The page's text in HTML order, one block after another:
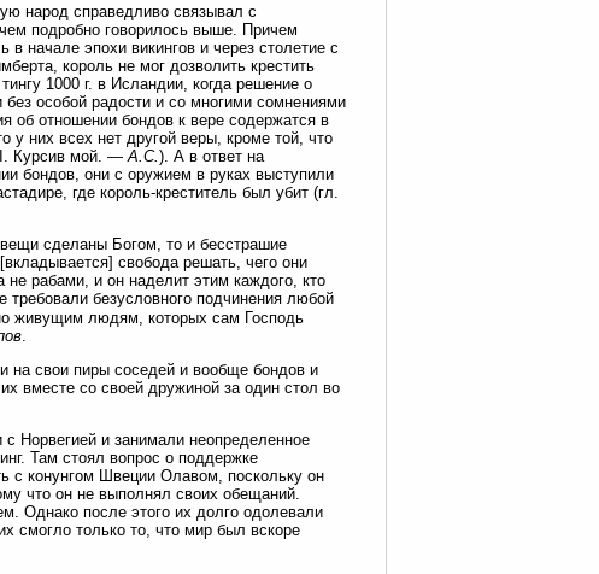
народ справедливо связывал с
подробно говорилось выше. Причем
начале эпохи викингов и через столетие с
король не мог дозволить крестить
1000 г. в Исландии, когда решение о
особой радости и со многими сомнениями
об отношении бондов к вере содержатся в
у них всех нет другой веры, кроме той, что
Курсив мой. — А.С. ). А в ответ на
бондов, они с оружием в руках выступили
где король-креститель был убит (гл.
сделаны Богом, то и бесстрашие
свобода решать, чего они
рабами, и он наделит этим каждого, кто
требовали безусловного подчинения любой
живущим людям, которых сам Господь
на свои пиры соседей и вообще бондов и
вместе со своей дружиной за один стол во
Норвегией и занимали неопределенное
Там стоял вопрос о поддержке
с конунгом Швеции Олавом, поскольку он
что он не выполнял своих обещаний.
Однако после этого их долго одолевали
смогло только то, что мир был вскоре